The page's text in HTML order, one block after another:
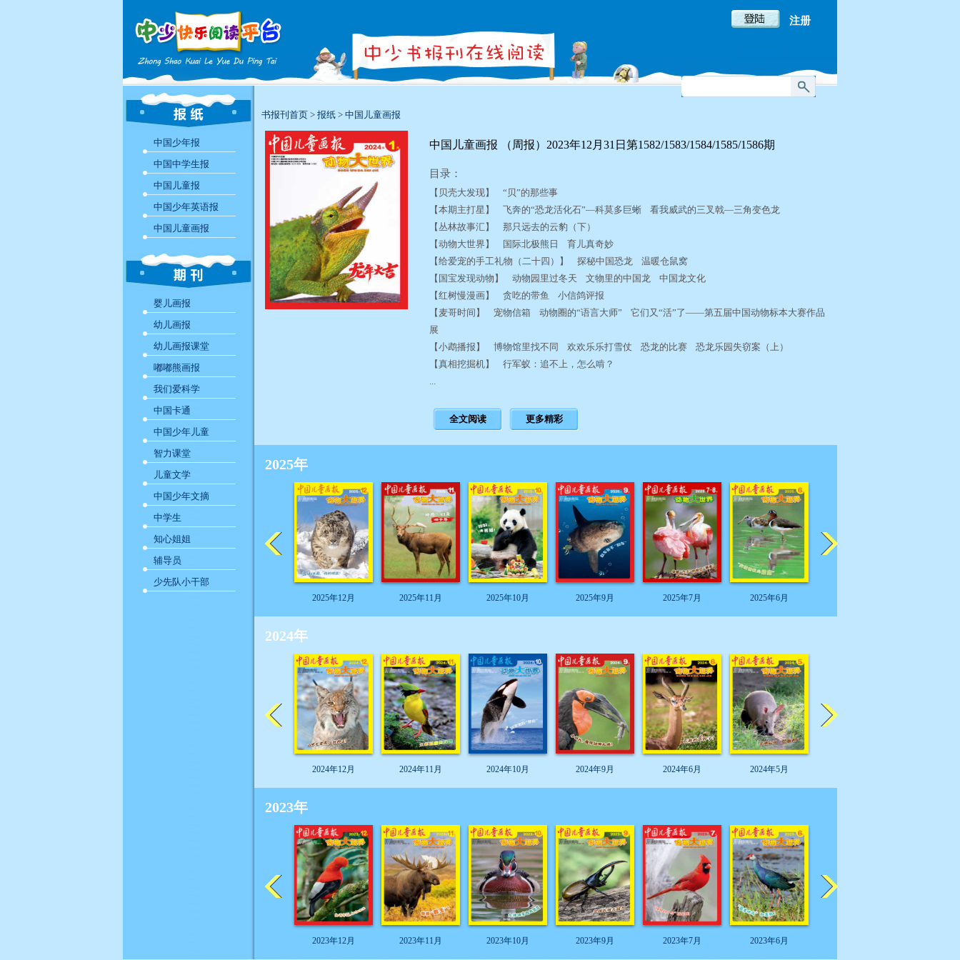
注册
中国少年报
中国中学生报
中国儿童报
中国少年英语报
中国儿童画报
婴儿画报
幼儿画报
幼儿画报课堂
嘟嘟熊画报
我们爱科学
中国卡通
中国少年儿童
智力课堂
儿童文学
中国少年文摘
中学生
知心姐姐
辅导员
少先队小干部
书报刊首页 > 报纸 > 中国儿童画报
中国儿童画报 （周报）2023年12月31日第1582/1583/1584/1585/1586期
目录：
【贝壳大发现】 “贝”的那些事
【本期主打星】 飞奔的“恐龙活化石”—科莫多巨蜥 看我威武的三叉戟—三角变色龙
【丛林故事汇】 那只远去的云豹（下）
【动物大世界】 国际北极熊日 育儿真奇妙
【给爱宠的手工礼物（二十四）】 探秘中国恐龙 温暖仓鼠窝
【国宝发现动物】 动物园里过冬天 文物里的中国龙 中国龙文化
【红树慢漫画】 贪吃的带鱼 小信鸽评报
【麦哥时间】 宠物信箱 动物圈的“语言大师” 它们又“活”了——第五届中国动物标本大赛作品
展
【小鹉播报】 博物馆里找不同 欢欢乐乐打雪仗 恐龙的比赛 恐龙乐园失窃案（上）
【真相挖掘机】 行军蚁：追不上，怎么啃？
...
全文阅读 更多精彩
2025年
2025年12月 2025年11月 2025年10月 2025年9月 2025年7月 2025年6月
2024年
2024年12月 2024年11月 2024年10月 2024年9月 2024年6月 2024年5月
2023年
2023年12月 2023年11月 2023年10月 2023年9月 2023年7月 2023年6月